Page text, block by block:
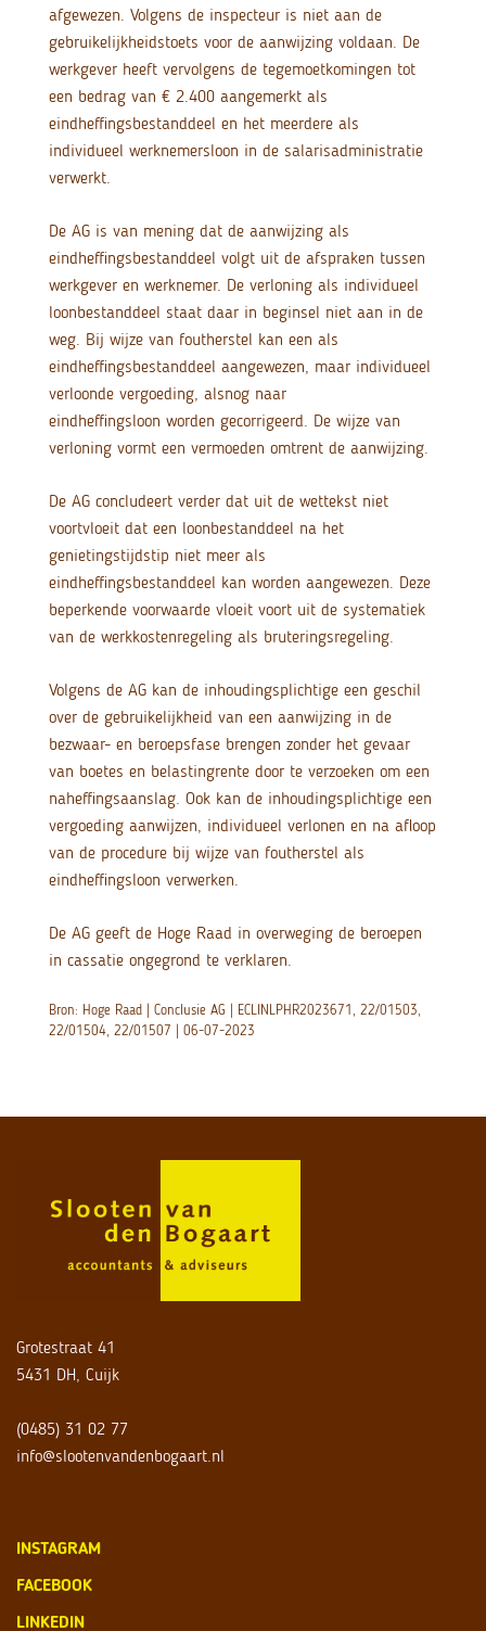
afgewezen. Volgens de inspecteur is niet aan de
gebruikelijkheidstoets voor de aanwijzing voldaan. De
werkgever heeft vervolgens de tegemoetkomingen tot
een bedrag van € 2.400 aangemerkt als
eindheffingsbestanddeel en het meerdere als
individueel werknemersloon in de salarisadministratie
verwerkt.
De AG is van mening dat de aanwijzing als
eindheffingsbestanddeel volgt uit de afspraken tussen
werkgever en werknemer. De verloning als individueel
loonbestanddeel staat daar in beginsel niet aan in de
weg. Bij wijze van foutherstel kan een als
eindheffingsbestanddeel aangewezen, maar individueel
verloonde vergoeding, alsnog naar
eindheffingsloon worden gecorrigeerd. De wijze van
verloning vormt een vermoeden omtrent de aanwijzing.
De AG concludeert verder dat uit de wettekst niet
voortvloeit dat een loonbestanddeel na het
genietingstijdstip niet meer als
eindheffingsbestanddeel kan worden aangewezen. Deze
beperkende voorwaarde vloeit voort uit de systematiek
van de werkkostenregeling als bruteringsregeling.
Volgens de AG kan de inhoudingsplichtige een geschil
over de gebruikelijkheid van een aanwijzing in de
bezwaar- en beroepsfase brengen zonder het gevaar
van boetes en belastingrente door te verzoeken om een
naheffingsaanslag. Ook kan de inhoudingsplichtige een
vergoeding aanwijzen, individueel verlonen en na afloop
van de procedure bij wijze van foutherstel als
eindheffingsloon verwerken.
De AG geeft de Hoge Raad in overweging de beroepen
in cassatie ongegrond te verklaren.
Bron: Hoge Raad | Conclusie AG | ECLINLPHR2023671, 22/01503,
22/01504, 22/01507 | 06-07-2023
Grotestraat 41
5431 DH, Cuijk
(0485) 31 02 77
info@slootenvandenbogaart.nl
INSTAGRAM
FACEBOOK
LINKEDIN